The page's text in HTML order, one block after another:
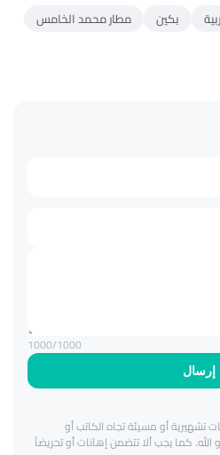
بكين
مطار محمد الخامس
إرسال
1000/1000
تشهيرية أو مسيئة تجاه الكاتب أو
كما يجب ألا تتضمن إهانات أو تحريضاً